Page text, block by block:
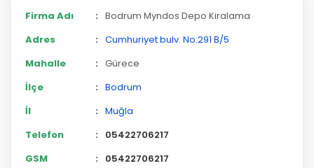
Firma Adı : Bodrum Myndos Depo Kiralama
Adres
: Cumhuriyet bulv. No:291 B/5
Mahalle
: Gürece
İlçe
: Bodrum
İl
: Muğla
Telefon
:
05422706217
GSM
:
05422706217